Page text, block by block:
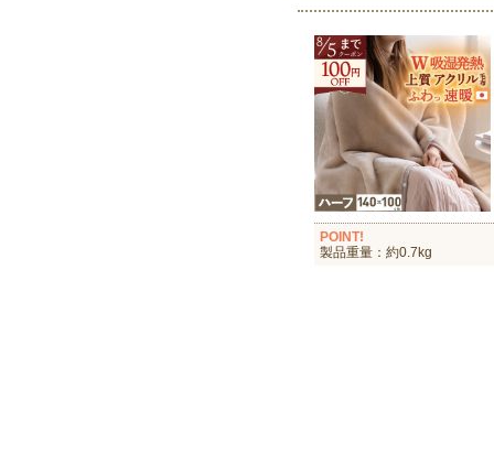
POINT!
製品重量：約0.7kg